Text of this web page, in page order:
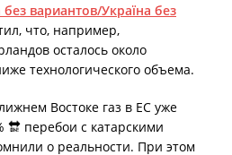
вариантов/Україна без
что, например,
осталось около
технологического объема.
Востоке газ в ЕС уже
🔛 перебои с катарскими
о реальности. При этом